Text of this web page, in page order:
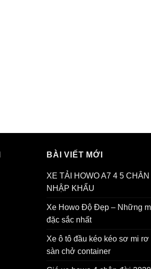
BÀI VIẾT MỚI
XE TẢI HOWO A7 4 5 CHÂN
NHẬP KHẨU
Xe Howo Độ Đẹp – Những
đặc sắc nhất
Xe ô tô đầu kéo kéo sơ mi rơ
sàn chở container